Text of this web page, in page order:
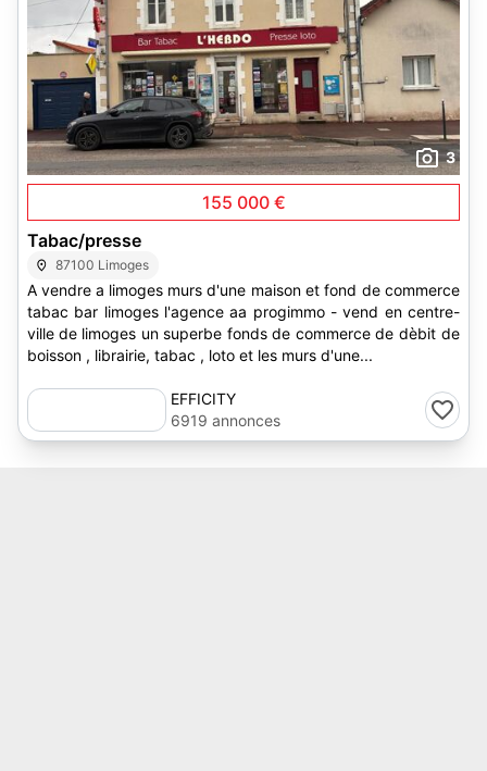
3
155 000 €
Tabac/presse
87100 Limoges
A vendre a limoges murs d'une maison et fond de commerce
tabac bar limoges l'agence aa progimmo - vend en centre-
ville de limoges un superbe fonds de commerce de dèbit de
boisson , librairie, tabac , loto et les murs d'une...
EFFICITY
6919 annonces